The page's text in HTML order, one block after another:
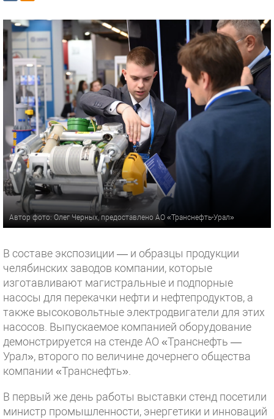
Автор фото: Олег Черных, предоставлено АО «Транснефть-Урал»
В составе экспозиции — и образцы продукции
челябинских заводов компании, которые
изготавливают магистральные и подпорные
насосы для перекачки нефти и нефтепродуктов, а
также высоковольтные электродвигатели для этих
насосов. Выпускаемое компанией оборудование
демонстрируется на стенде АО «Транснефть —
Урал», второго по величине дочернего общества
компании «Транснефть».
В первый же день работы выставки стенд посетили
министр промышленности, энергетики и инноваций